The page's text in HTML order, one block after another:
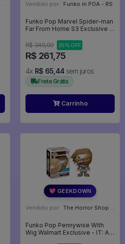
Vendido por: Funko in POA - RS
Funko Pop Marvel Spider-man
Far From Home S3 Exclusive -
Verde - Marvel #1168
R$ 349,00 25% OFF
R$ 261,75
4x R$ 65,44 sem juros
Frete Grátis
Carrinho
💖 GEEKDOWN
Vendido por: The Horror Shop - Colecionáveis - MG
Funko Pop Pennywise With
Wig Walmart Exclusive - IT: A